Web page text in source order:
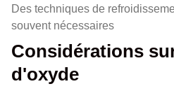
Des techniques de
souvent nécessaires
Considérations
d'oxyde